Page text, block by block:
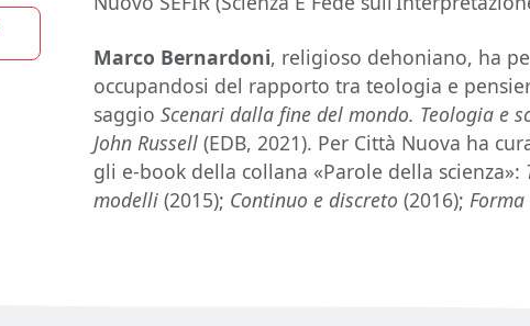
Marco Bernardoni, religioso dehoniano, ha
occupandosi del rapporto tra teologia e
saggioScenari dalla fine del mondo. Teologia e
John Russell (EDB, 2021). Per Città Nuova ha
gli e-book della collana «Parole della scienza»:
modelli (2015); Continuo e discreto (2016);